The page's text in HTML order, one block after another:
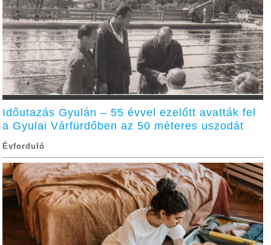
Időutazás Gyulán – 55 évvel ezelőtt avatták fel
a Gyulai Várfürdőben az 50 méteres uszodát
Évforduló